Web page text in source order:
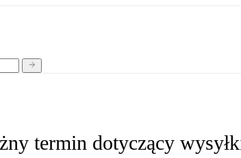
termin dotyczący